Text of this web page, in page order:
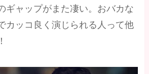
ギャップがまた凄い。おバカな
カッコ良く演じられる人って他